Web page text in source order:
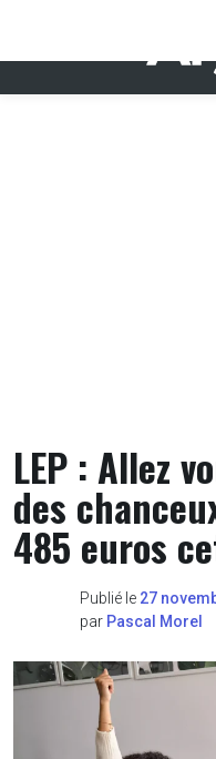
content
LEP : Allez
des
485 euros
Publié le 27
par Pascal Morel